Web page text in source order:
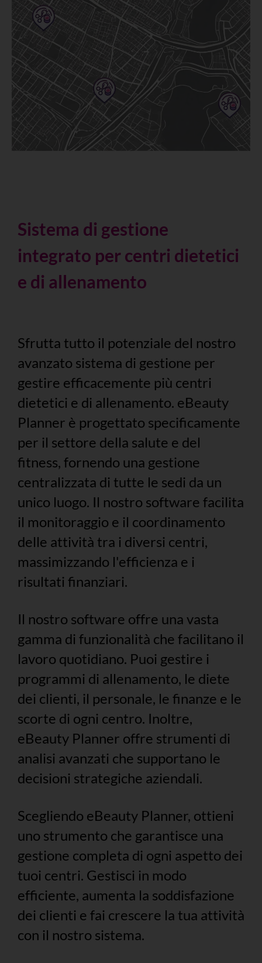
Sistema di gestione
integrato per centri dietetici
e di allenamento
Sfrutta tutto il potenziale del nostro
avanzato sistema di gestione per
gestire efficacemente più centri
dietetici e di allenamento. eBeauty
Planner è progettato specificamente
per il settore della salute e del
fitness, fornendo una gestione
centralizzata di tutte le sedi da un
unico luogo. Il nostro software facilita
il monitoraggio e il coordinamento
delle attività tra i diversi centri,
massimizzando l'efficienza e i
risultati finanziari.
Il nostro software offre una vasta
gamma di funzionalità che facilitano il
lavoro quotidiano. Puoi gestire i
programmi di allenamento, le diete
dei clienti, il personale, le finanze e le
scorte di ogni centro. Inoltre,
eBeauty Planner offre strumenti di
analisi avanzati che supportano le
decisioni strategiche aziendali.
Scegliendo eBeauty Planner, ottieni
uno strumento che garantisce una
gestione completa di ogni aspetto dei
tuoi centri. Gestisci in modo
efficiente, aumenta la soddisfazione
dei clienti e fai crescere la tua attività
con il nostro sistema.